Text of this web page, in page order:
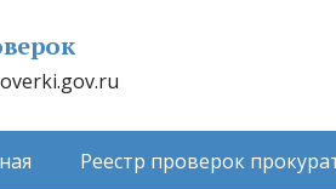
Реестр проверок